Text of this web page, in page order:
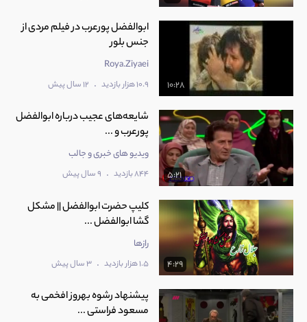
10:28
ابوالفضل پورعرب در فیلم مردی از
جنس بلور
Roya.Ziyaei
10.9 هزار بازدید . 12 سال پیش
5:21
شایعه‌های عجیب درباره ابوالفضل
پورعرب و ...
ویدیو های خبری و جالب
844 بازدید . 9 سال پیش
4:29
کلیپ حضرت ابوالفضل || مشکل
گشا ابوالفضل ...
رازها
1.5 هزار بازدید . 3 سال پیش
‫پیشنهاد رشوه بهروز افخمی به
مسعود فراستی ...